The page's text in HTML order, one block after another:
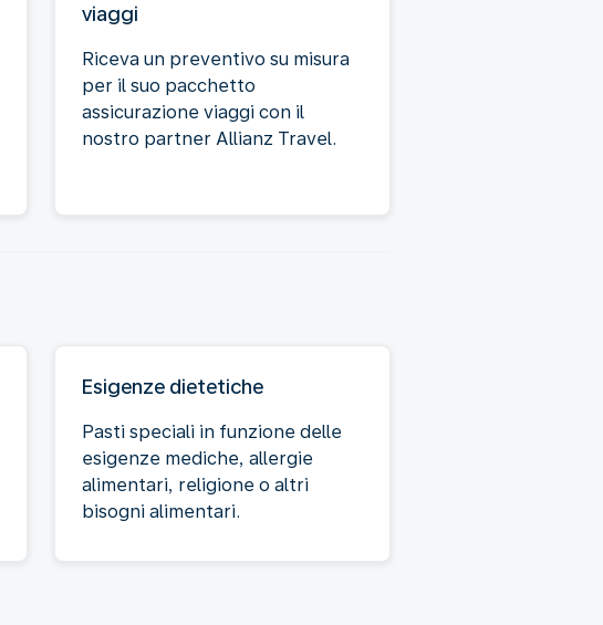
viaggi
Riceva un preventivo su misura
per il suo pacchetto
assicurazione viaggi con il
nostro partner Allianz Travel.
Esigenze dietetiche
Pasti speciali in funzione delle
esigenze mediche, allergie
alimentari, religione o altri
bisogni alimentari.